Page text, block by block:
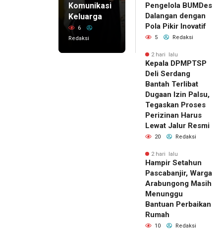
Komunikasi
Keluarga
6
Redaksi
Pengelola BUMDes
Dalangan dengan
Pola Pikir Inovatif
5 Redaksi
2 hari lalu
Kepala DPMPTSP
Deli Serdang
Bantah Terlibat
Dugaan Izin Palsu,
Tegaskan Proses
Perizinan Harus
Lewat Jalur Resmi
20 Redaksi
2 hari lalu
Hampir Setahun
Pascabanjir, Warga
Arabungong Masih
Menunggu
Bantuan Perbaikan
Rumah
10 Redaksi